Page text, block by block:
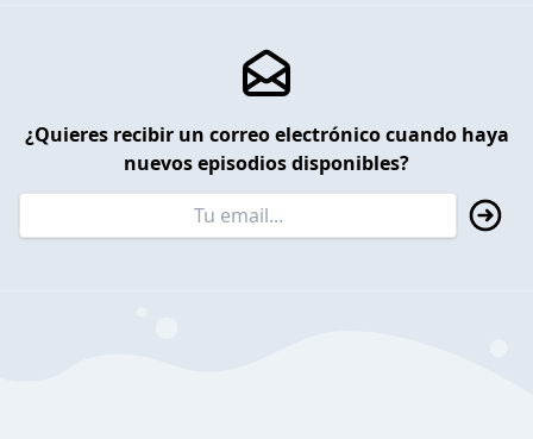
¿Quieres recibir un correo electrónico cuando haya
nuevos episodios disponibles?